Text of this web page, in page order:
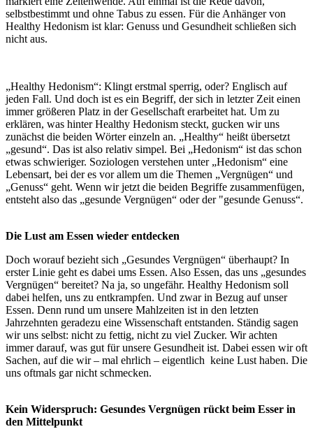
selbstbestimmt und ohne Tabus zu essen. Für die Anhänger von
Healthy Hedonism ist klar: Genuss und Gesundheit schließen sich
nicht aus.
„Healthy Hedonism“: Klingt erstmal sperrig, oder? Englisch auf
jeden Fall. Und doch ist es ein Begriff, der sich in letzter Zeit einen
immer größeren Platz in der Gesellschaft erarbeitet hat. Um zu
erklären, was hinter Healthy Hedonism steckt, gucken wir uns
zunächst die beiden Wörter einzeln an. „Healthy“ heißt übersetzt
„gesund“. Das ist also relativ simpel. Bei „Hedonism“ ist das schon
etwas schwieriger. Soziologen verstehen unter „Hedonism“ eine
Lebensart, bei der es vor allem um die Themen „Vergnügen“ und
„Genuss“ geht. Wenn wir jetzt die beiden Begriffe zusammenfügen,
entsteht also das „gesunde Vergnügen“ oder der "gesunde Genuss“.
Die Lust am Essen wieder entdecken
Doch worauf bezieht sich „Gesundes Vergnügen“ überhaupt? In
erster Linie geht es dabei ums Essen. Also Essen, das uns „gesundes
Vergnügen“ bereitet? Na ja, so ungefähr. Healthy Hedonism soll
dabei helfen, uns zu entkrampfen. Und zwar in Bezug auf unser
Essen. Denn rund um unsere Mahlzeiten ist in den letzten
Jahrzehnten geradezu eine Wissenschaft entstanden. Ständig sagen
wir uns selbst: nicht zu fettig, nicht zu viel Zucker. Wir achten
immer darauf, was gut für unsere Gesundheit ist. Dabei essen wir oft
Sachen, auf die wir – mal ehrlich – eigentlich keine Lust haben. Die
uns oftmals gar nicht schmecken.
Kein Widerspruch: Gesundes Vergnügen rückt beim Esser in
den Mittelpunkt